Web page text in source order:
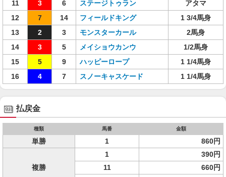
11
3 6 ステージトゥラン
アタマ
12
7 14 フィールドキング
1 3/4馬身
13
2 3 モンスターカール
2馬身
14
3 5 メイショウカンウ
1/2馬身
15
5 9 ハッピーロープ
1 1/4馬身
16
4 7 スノーキャスケード 1 1/4馬身
払戻金
種類 馬番 金額
単勝 1 860円
複勝
1
390円
11
660円